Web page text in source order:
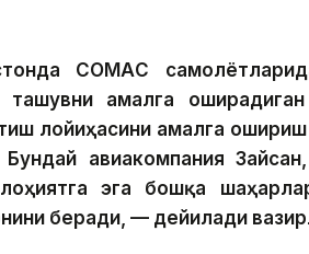
CОМАC
ташувни амалга
лойиҳасини амалга
авиакомпания Зайсан,
эга бошқа
беради, — дейилади